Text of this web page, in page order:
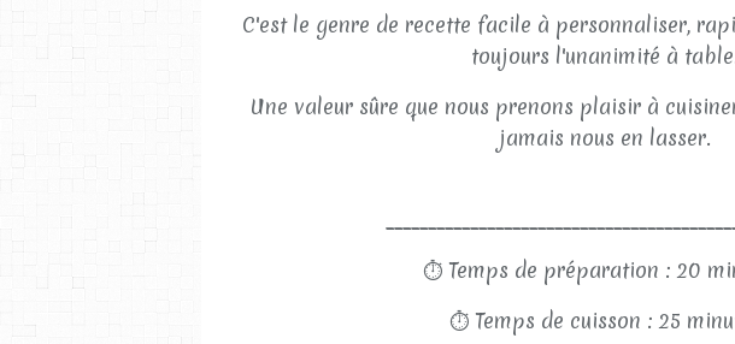
C'est le genre de recette facile à personnaliser,
toujours l'unanimité à
Une valeur sûre que nous prenons plaisir à
jamais nous en lasser.
⏱ Temps de préparation : 20
⏱ Temps de cuisson : 25